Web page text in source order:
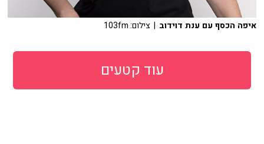
איפה הכסף עם ענת דוידוב | צילום: 103fm
עוד קטעים